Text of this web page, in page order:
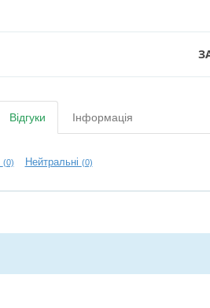
Відгуки Інформація
(0) Нейтральні (0)